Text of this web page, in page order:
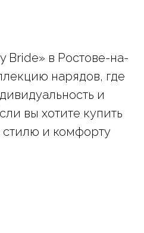
Bride» в Ростове-на-
нарядов, где
и
вы хотите купить
стилю и комфорту